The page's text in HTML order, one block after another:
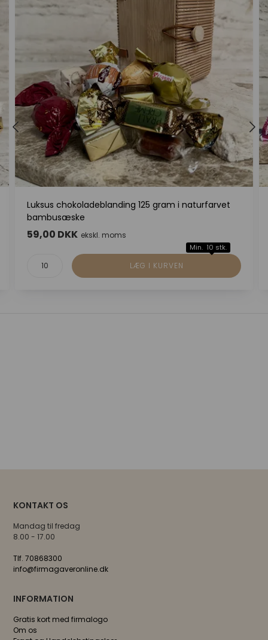
Luksus chokoladeblanding 125 gram i naturfarvet
bambusæske
59,00 DKK ekskl. moms
Min. 10 stk.
KONTAKT OS
Mandag til fredag
8.00 - 17.00
Tlf. 70868300
info@firmagaveronline.dk
INFORMATION
Gratis kort med firmalogo
Om os